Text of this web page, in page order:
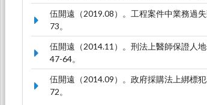
伍開遠（2019.08）。工程案件中業務過失
73。
伍開遠（2014.11）。刑法上醫師保證人地
47-64。
伍開遠（2014.09）。政府採購法上綁標犯
72。